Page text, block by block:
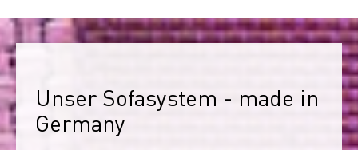
Unser Sofasystem - made in
Germany